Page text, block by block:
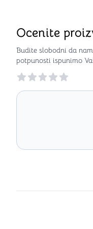
Ocenite
Budite slobodni da
potpunosti ispunimo
Reviews